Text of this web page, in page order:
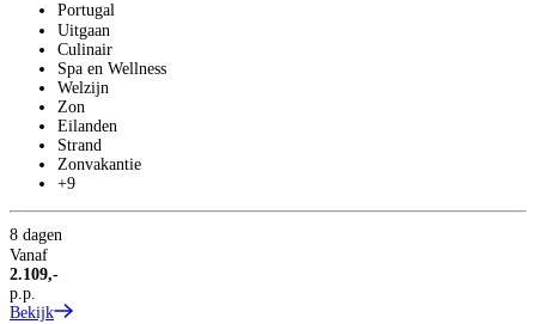
Portugal
Uitgaan
Culinair
Spa en Wellness
Welzijn
Zon
Eilanden
Strand
Zonvakantie
+9
8 dagen
Vanaf
2.109,-
p.p.
Bekijk